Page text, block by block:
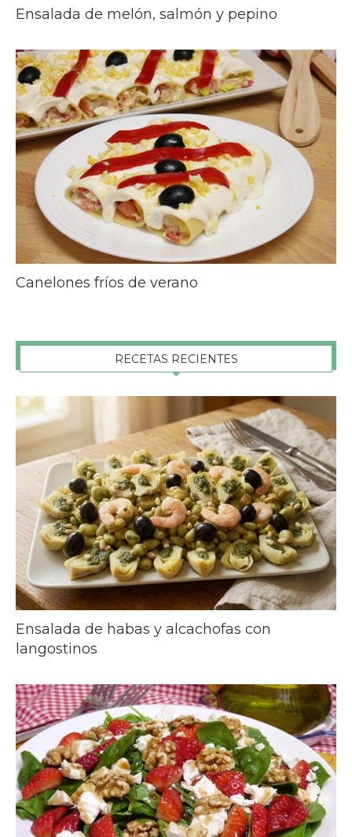
Ensalada de melón, salmón y pepino
Canelones fríos de verano
RECETAS RECIENTES
Ensalada de habas y alcachofas con
langostinos